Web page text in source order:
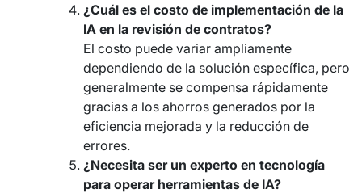
¿Cuál es el costo de implementación de la
IA en la revisión de contratos?
El costo puede variar ampliamente
dependiendo de la solución específica, pero
generalmente se compensa rápidamente
gracias a los ahorros generados por la
eficiencia mejorada y la reducción de
errores.
¿Necesita ser un experto en tecnología
para operar herramientas de IA?